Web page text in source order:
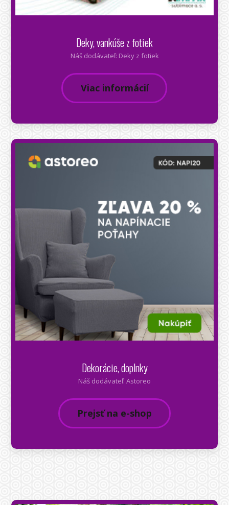
Deky, vankúše z fotiek
Náš dodávateľ: Deky z fotiek
Viac informácií
Dekorácie, doplnky
Náš dodávateľ: Astoreo
Prejsť na e-shop